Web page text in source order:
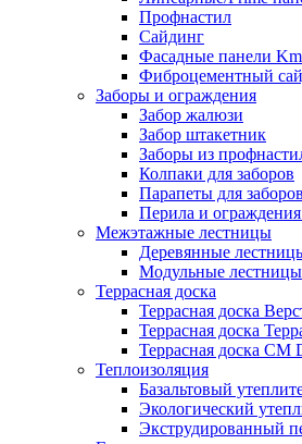
Профнастил
Сайдинг
Фасадные панели
Фиброцементный
Заборы и ограждения
Забор жалюзи
Забор штакетник
Заборы из
Колпаки для заборов
Парапеты для заборов
Перила и
Межэтажные лестницы
Деревянные
Модульные лестницы
Террасная доска
Террасная доска
Террасная доска
Террасная доска CM
Теплоизоляция
Базальтовый
Экологический
Экструдированный